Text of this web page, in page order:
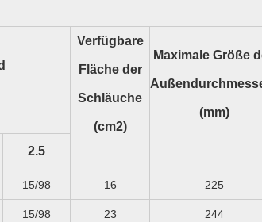
Verfügbare
Fläche der
Schläuche
(cm2)
Maximale Größe
(mm)
2.5
15/98 16 225
15/98 23 244